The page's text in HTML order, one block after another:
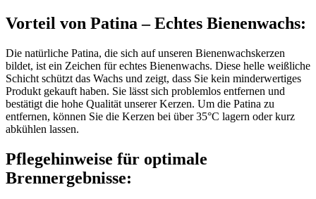
Vorteil von Patina – Echtes Bienenwachs:
Die natürliche Patina, die sich auf unseren Bienenwachskerzen
bildet, ist ein Zeichen für echtes Bienenwachs. Diese helle weißliche
Schicht schützt das Wachs und zeigt, dass Sie kein minderwertiges
Produkt gekauft haben. Sie lässt sich problemlos entfernen und
bestätigt die hohe Qualität unserer Kerzen. Um die Patina zu
entfernen, können Sie die Kerzen bei über 35°C lagern oder kurz
abkühlen lassen.
Pflegehinweise für optimale
Brennergebnisse: